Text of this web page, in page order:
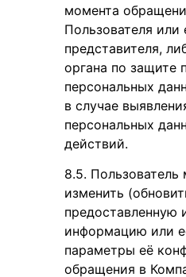
момента
Пользователя или
представителя,
органа по защите
персональных
в случае
персональных
действий.
изменить
предоставленную
информацию или
параметры её
обращения в